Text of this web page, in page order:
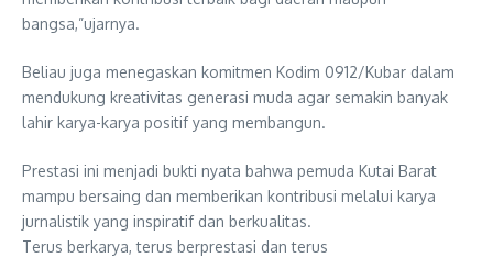
bangsa,”ujarnya.
Beliau juga menegaskan komitmen Kodim 0912/Kubar dalam
mendukung kreativitas generasi muda agar semakin banyak
lahir karya-karya positif yang membangun.
Prestasi ini menjadi bukti nyata bahwa pemuda Kutai Barat
mampu bersaing dan memberikan kontribusi melalui karya
jurnalistik yang inspiratif dan berkualitas.
Terus berkarya, terus berprestasi dan terus